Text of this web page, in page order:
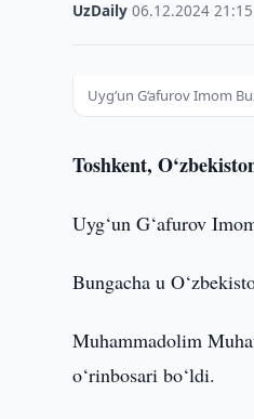
UzDaily ·06.12.2024 ·21:15
Uyg‘un G‘afurov Imom
Toshkent,
Uyg‘un G‘afurov
Bungacha u
Muhammadolim
o‘rinbosari bo‘ldi.